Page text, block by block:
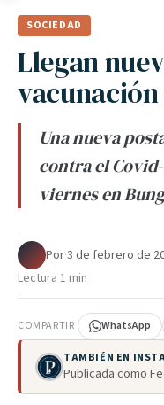
SOCIEDAD
Llegan
Una nueva
contra el
viernes en
Por·3 de febrero de
Lectura 1 min
COMPARTIR WhatsApp
TAMBIÉN EN
Publicada como